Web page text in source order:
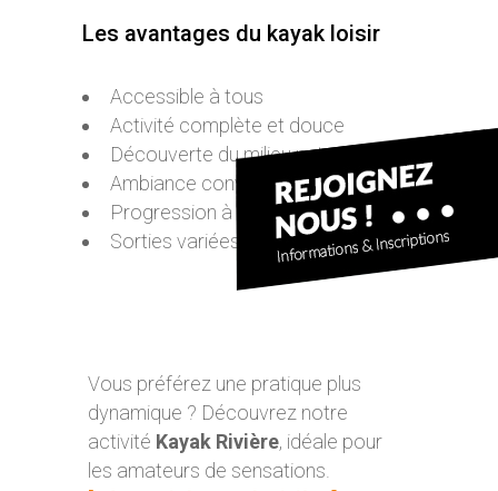
Les avantages du kayak loisir
Accessible à tous
Activité complète et douce
Découverte du milieu naturel
Ambiance conviviale
Progression à son rythme
Sorties variées (Seine, mer, rivière)
Vous préférez une pratique plus
dynamique ? Découvrez notre
activité Kayak Rivière, idéale pour
les amateurs de sensations.